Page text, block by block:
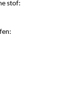
stof: